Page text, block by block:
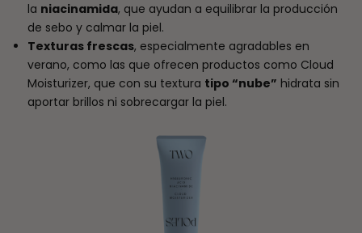
la niacinamida, que ayudan a equilibrar la producción
de sebo y calmar la piel.
Texturas frescas, especialmente agradables en
verano, como las que ofrecen productos como Cloud
Moisturizer, que con su textura tipo “nube” hidrata sin
aportar brillos ni sobrecargar la piel.